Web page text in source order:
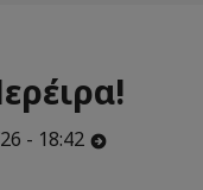
- 18:42